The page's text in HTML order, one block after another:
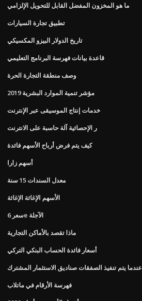
ما هو المخزون المفضل القابل للتحويل الإلزامي
تطبيق تجارة السيارات
تاريخ الدولار البيزو المكسيكي
قاعدة بيانات فهرسة البرنامج التعليمي
وصف منطقة التجارة الحرة
مؤشر تنمية الموارد البشرية 2019
خدمات إنتاج الموسيقى عبر الإنترنت
ر الإحصائية آلة حاسبة على الانترنت
كيف يتم فرض أرباح الأسهم فائدة
أسهم زارا
معدل السندات 15 سنة
الأسهم الإغاثة الإغاثة
سعر 6e الآجلة
ماذا تقصد بالأماكن التجارية
أسعار فائدة الحساب البنكي التركي
عندما يتم تنفيذ الصفقات صناديق الاستثمار المشترك
فهرسة الأرقام في ماتلاب